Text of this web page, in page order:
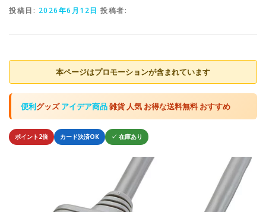
投稿日: 2026年6月12日 投稿者:
本ページはプロモーションが含まれています
便利グッズアイデア商品雑貨 人気 お得な送料無料 おすすめ
ポイント2倍 カード決済OK ✓ 在庫あり